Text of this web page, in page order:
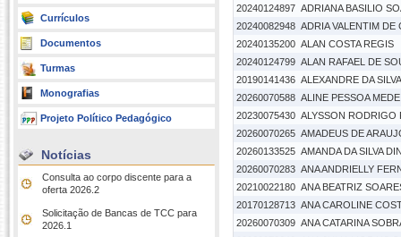
Currículos
Documentos
Turmas
Monografias
Projeto Político Pedagógico
Notícias
Consulta ao corpo discente para a
oferta 2026.2
Solicitação de Bancas de TCC para
2026.1
20240124897 ADRIANA BASILIO
20240082948 ADRIA VALENTIM DE
20240135200 ALAN COSTA REGIS
20240124799 ALAN RAFAEL DE
20190141436 ALEXANDRE DA
20260070588 ALINE PESSOA
20230075430 ALYSSON RODRIGO
20260070265 AMADEUS DE
20260133525 AMANDA DA SILVA
20260070283 ANA ANDRIELLY
20210022180 ANA BEATRIZ
20170128713 ANA CAROLINE
20260070309 ANA CATARINA